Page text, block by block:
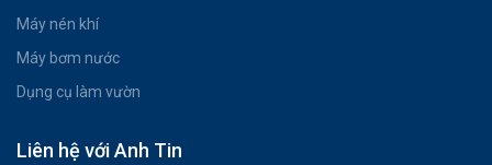
Máy nén khí
Máy bơm nước
Dụng cụ làm vườn
Liên hệ với Anh Tin